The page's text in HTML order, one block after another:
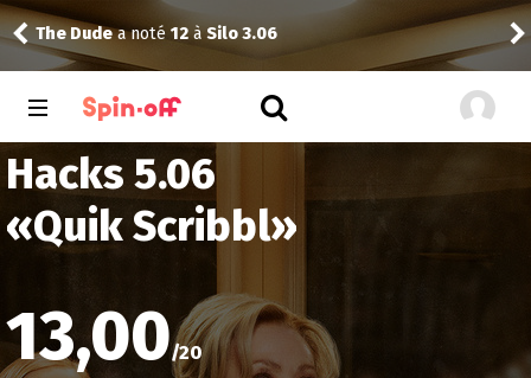
The Dudea noté 12 àSilo 3.06
Hacks 5.06
«Quik Scribbl»
13,00/20